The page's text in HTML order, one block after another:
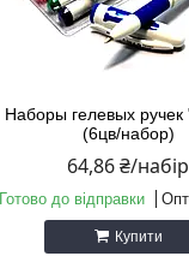
Наборы гелевых ручек
(6цв/набор)
64,86 ₴/набір
Готово до відправки
Купити